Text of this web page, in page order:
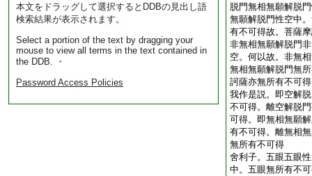
本文をドラッグして選択するとDDBの見出し語
検索結果が表示されます。
Select a portion of the text by dragging your
mouse to view all terms in the text contained in
the DDB. ・
Password Access Policies
脱門無相無願解脱
無願解脱門性空中
有不可得故。菩薩
非無相無願解脱門
空。何以故。非無
無相無願解脱門無
訶薩亦無所有不可
我作是説。即空解
不可得。離空解脱
可得。即無相無願
有不可得。離無相
無所有不可得
舍利子。五眼五眼
中。五眼無所有不